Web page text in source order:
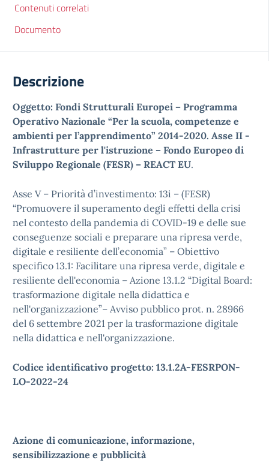
Contenuti correlati
Documento
Descrizione
Oggetto: Fondi Strutturali Europei – Programma
Operativo Nazionale “Per la scuola, competenze e
ambienti per l’apprendimento” 2014-2020. Asse II -
Infrastrutture per l'istruzione – Fondo Europeo di
Sviluppo Regionale (FESR) – REACT EU.
Asse V – Priorità d’investimento: 13i – (FESR)
“Promuovere il superamento degli effetti della crisi
nel contesto della pandemia di COVID-19 e delle sue
conseguenze sociali e preparare una ripresa verde,
digitale e resiliente dell’economia” – Obiettivo
specifico 13.1: Facilitare una ripresa verde, digitale e
resiliente dell'economia – Azione 13.1.2 “Digital Board:
trasformazione digitale nella didattica e
nell'organizzazione”– Avviso pubblico prot. n. 28966
del 6 settembre 2021 per la trasformazione digitale
nella didattica e nell'organizzazione.
Codice identificativo progetto: 13.1.2A-FESRPON-
LO-2022-24
Azione di comunicazione, informazione,
sensibilizzazione e pubblicità